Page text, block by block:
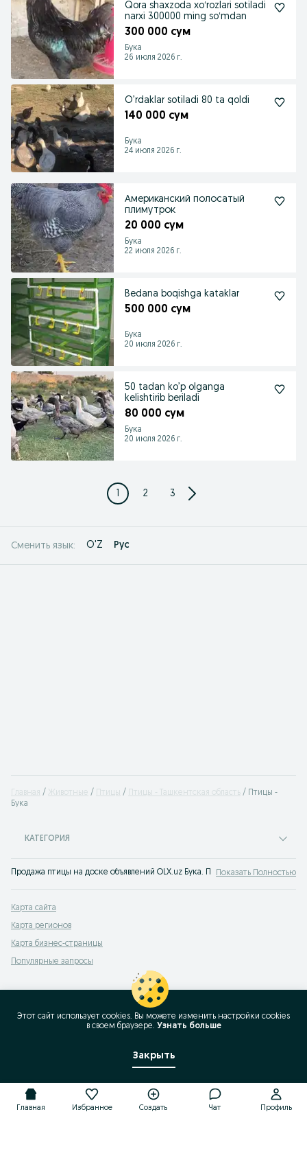
Qora shaxzoda xoʻrozlari sotiladi
narxi 300000 ming soʻmdan
300 000 сум
Бука
26 июля 2026 г.
O’rdaklar sotiladi 80 ta qoldi
140 000 сум
Бука
24 июля 2026 г.
Американский полосатый
плимутрок
20 000 сум
Бука
22 июля 2026 г.
Bedana boqishga kataklar
500 000 сум
Бука
20 июля 2026 г.
50 tadan ko’p olganga
kelishtirib beriladi
80 000 сум
Бука
20 июля 2026 г.
1 2 3
Сменить язык: O'Z Рус
Главная Животные Птицы Птицы - Ташкентская область
Птицы -
Бука
КАТЕГОРИЯ
Продажа птицы на доске объявлений OLX.uz Бука. Покупайте птенцов на
Показать Полностью
Карта сайта
Карта регионов
Карта бизнес-страницы
Популярные запросы
Главная Избранное Создать Чат Профиль
Этот сайт использует cookies. Вы можете изменить настройки cookies
в своeм браузере. Узнать больше
Закрыть